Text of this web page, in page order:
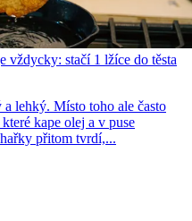
vždycky: stačí 1 lžíce do těsta
lehký. Místo toho ale často
kape olej a v puse
přitom tvrdí,...